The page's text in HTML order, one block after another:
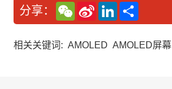
分享：
W
e
C
a
S
n
W
L
n
e
相关关键词: AMOLED AMOLED屏幕